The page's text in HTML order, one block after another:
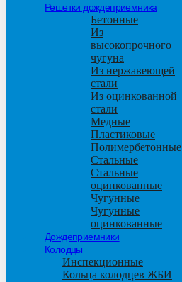
Решетки дождеприемника
Бетонные
Из
высокопрочного
чугуна
Из нержавеющей
стали
Из оцинкованной
стали
Медные
Пластиковые
Полимербетонные
Стальные
Стальные
оцинкованные
Чугунные
Чугунные
оцинкованные
Дождеприемники
Колодцы
Инспекционные
Кольца колодцев ЖБИ